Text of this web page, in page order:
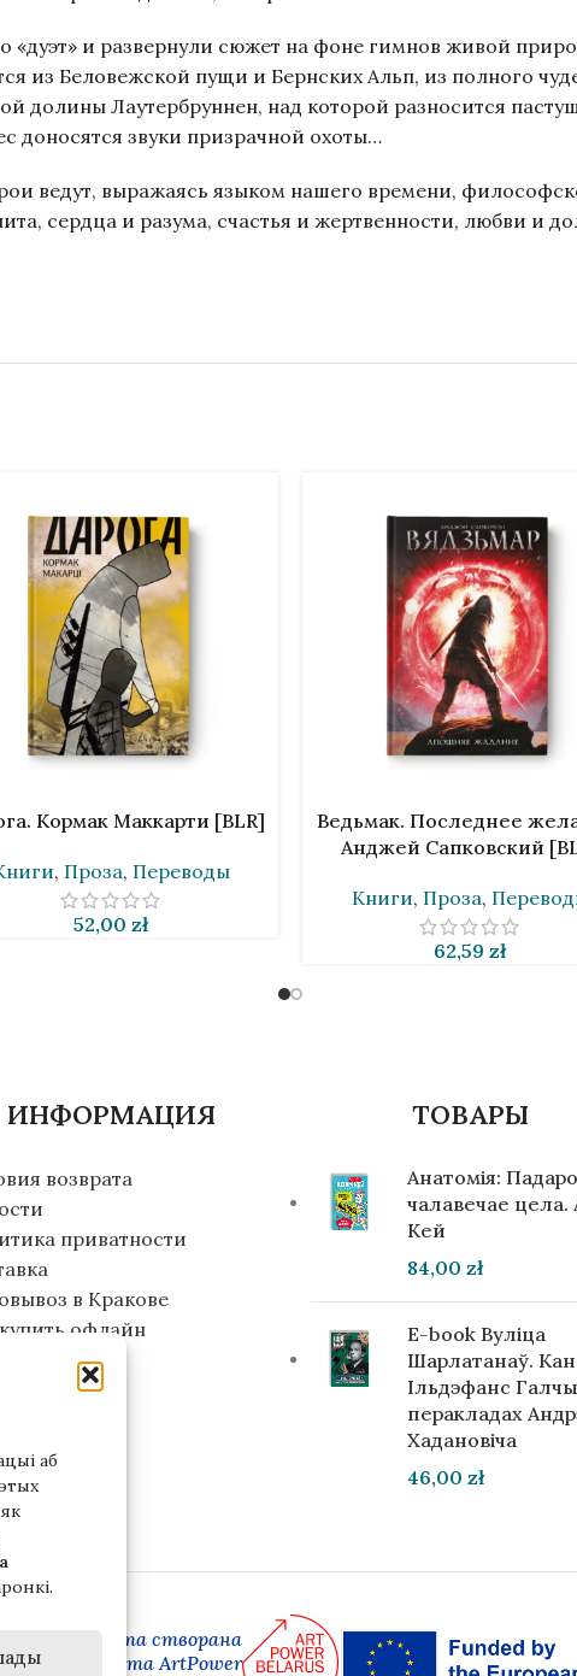
аб
«дуэт» и развернули сюжет на фоне гимнов живой
из Беловежской пущи и Бернских Альп, из полного
долины Лаутербруннен, над которой разносится
доносятся звуки призрачной охоты…
ведут, выражаясь языком нашего времени,
сердца и разума, счастья и жертвенности, любви и
Кормак Маккарти [BLR]
, Проза, Переводы
52,00 zł
В КОРЗИНУ
Ведьмак. Последнее
Анджей Сапковский
Книги, Проза,
62,59 zł
версія сайта створана
праекта ArtPower
ИНФОРМАЦИЯ
возврата
приватности
в Кракове
офлайн
инвестора
ТОВАРЫ
Анатомія:
чалавечае цела.
Кей
84,00 zł
E-book Вуліца
Шарлатанаў.
Ільдэфанс
перакладах
Хадановіча
46,00 zł